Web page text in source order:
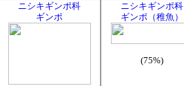
ニシキギンポ科
ギンポ
ニシキギンポ科
ギンポ（稚魚）
(75%)